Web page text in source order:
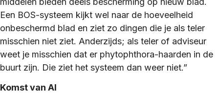
Een BOS-systeem kijkt wel naar de hoeveelheid
onbeschermd blad en ziet zo dingen die je als teler
misschien niet ziet. Anderzijds; als teler of adviseur
weet je misschien dat er phytophthora-haarden in de
buurt zijn. Die ziet het systeem dan weer niet.”
Komst van AI